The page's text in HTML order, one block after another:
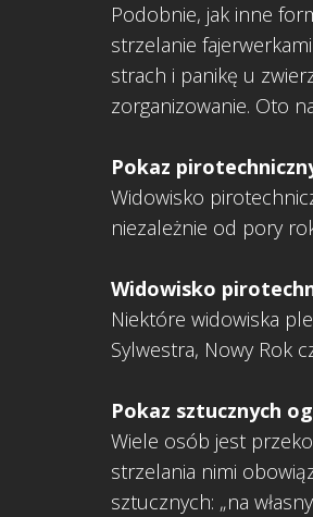
Podobnie, jak inne
strzelanie
strach i panikę u
zorganizowanie. Oto
Pokaz
Widowisko
niezależnie od pory
Widowisko
Niektóre widowiska
Sylwestra, Nowy Rok
Pokaz sztucznych
Wiele osób jest
strzelania nimi
sztucznych: „na